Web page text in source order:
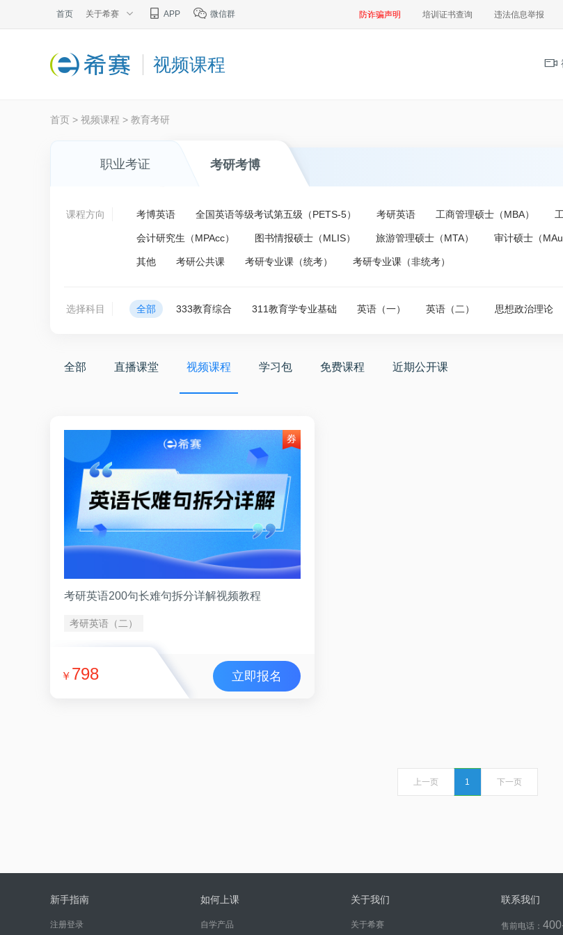
首页 关于希赛 APP 微信群 防诈骗声明 培训证书查询 违法信息举报
视频课程
首页 > 视频课程 > 教育考研
职业考证 考研考博
课程方向 考博英语 全国英语等级考试第五级（PETS-5） 考研英语 工商管理硕士（MBA）
会计研究生（MPAcc） 图书情报硕士（MLIS） 旅游管理硕士（MTA） 审计硕士（
其他 考研公共课 考研专业课（统考） 考研专业课（非统考）
选择科目 全部 333教育综合 311教育学专业基础 英语（一） 英语（二） 思想政治理论
全部 直播课堂 视频课程 学习包 免费课程 近期公开课
考研英语200句长难句拆分详解视频教程
考研英语（二）
￥ 798 立即报名
上一页 1 下一页
新手指南
注册登录
如何上课
自学产品
关于我们
关于希赛
联系我们
售前电话：